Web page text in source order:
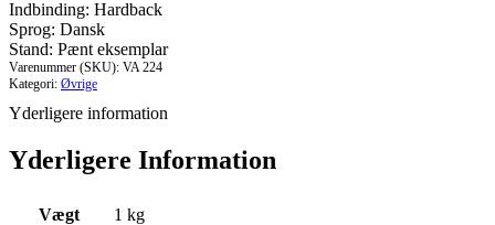
Indbinding: Hardback
Sprog: Dansk
Stand: Pænt eksemplar
Varenummer (SKU): VA 224
Kategori: Øvrige
Yderligere information
Yderligere Information
Vægt
1 kg